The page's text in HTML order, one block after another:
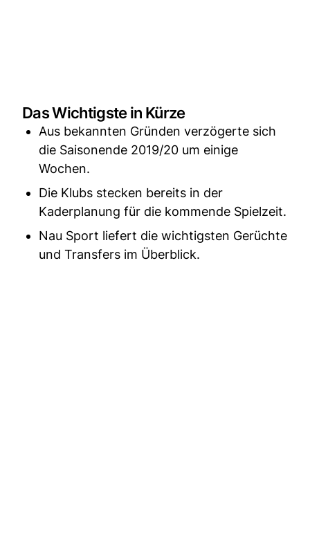
Das Wichtigste in Kürze
Aus bekannten Gründen verzögerte sich
die Saisonende 2019/20 um einige
Wochen.
Die Klubs stecken bereits in der
Kaderplanung für die kommende Spielzeit.
Nau Sport liefert die wichtigsten Gerüchte
und Transfers im Überblick.